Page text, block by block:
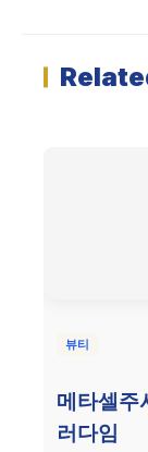
뷰티
메타셀주
러다임